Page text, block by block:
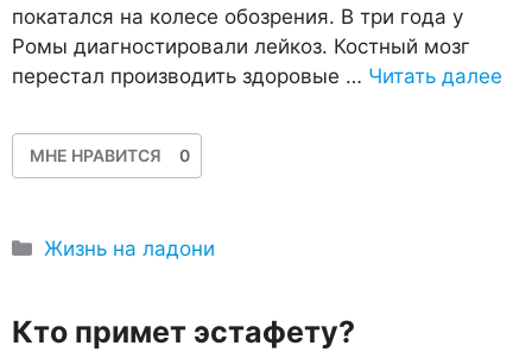
покатался на колесе обозрения. В три года у
Ромы диагностировали лейкоз. Костный мозг
перестал производить здоровые … Читать далее
МНЕ НРАВИТСЯ 0
Рубрики
Жизнь на ладони
Кто примет эстафету?